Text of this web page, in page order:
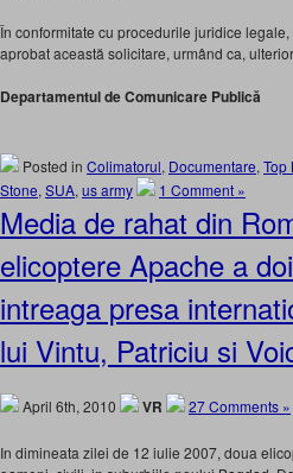
În conformitate cu procedurile juridice
aprobat această solicitare, urmând ca,
Departamentul de Comunicare Publică
Posted in Colimatorul, Documentare, Top
Stone, SUA, us army 1 Comment »
Media de rahat din
elicoptere Apache a
intreaga presa
lui Vintu, Patriciu si
April 6th, 2010 VR 27 Comments »
In dimineata zilei de 12 iulie 2007, doua